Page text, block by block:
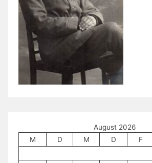
August 2026
M
D M D F